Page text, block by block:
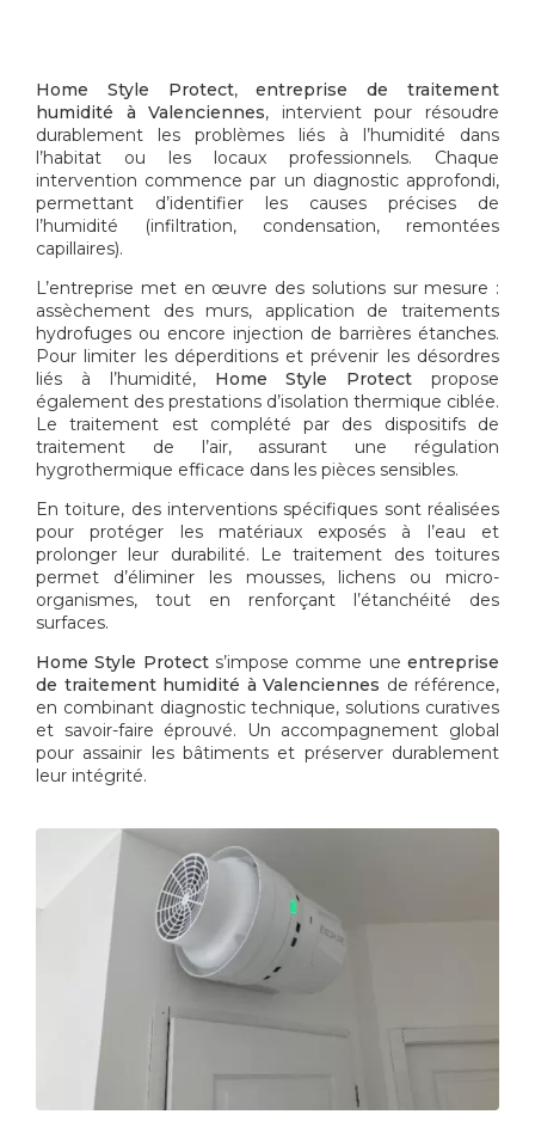
Home Style Protect,entreprise de traitement
humidité à Valenciennes, intervient pour résoudre
durablement les problèmes liés à l’humidité dans
l’habitat ou les locaux professionnels. Chaque
intervention commence par un diagnostic approfondi,
permettant d’identifier les causes précises de
l’humidité (infiltration, condensation, remontées
capillaires).
L’entreprise met en œuvre des solutions sur mesure :
assèchement des murs, application de traitements
hydrofuges ou encore injection de barrières étanches.
Pour limiter les déperditions et prévenir les désordres
liés à l’humidité, Home Style Protect propose
également des prestations d’isolation thermique ciblée.
Le traitement est complété par des dispositifs de
traitement de l’air, assurant une régulation
hygrothermique efficace dans les pièces sensibles.
En toiture, des interventions spécifiques sont réalisées
pour protéger les matériaux exposés à l’eau et
prolonger leur durabilité. Le traitement des toitures
permet d’éliminer les mousses, lichens ou micro-
organismes, tout en renforçant l’étanchéité des
surfaces.
Home Style Protects’impose comme uneentreprise
de traitement humidité à Valenciennes de référence,
en combinant diagnostic technique, solutions curatives
et savoir-faire éprouvé. Un accompagnement global
pour assainir les bâtiments et préserver durablement
leur intégrité.